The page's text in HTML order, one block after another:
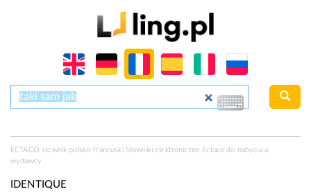
ECTACO słownik polsko-francuski Słowniki elektroniczne Ectaco do nabycia u
wydawcy
IDENTIQUE